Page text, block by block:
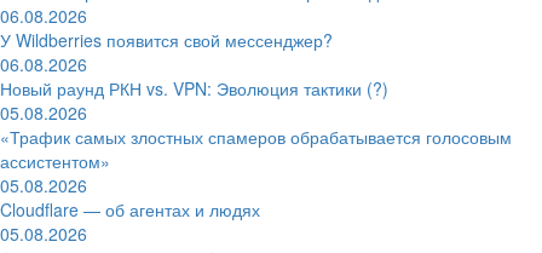
06.08.2026
У Wildberries появится свой мессенджер?
06.08.2026
Новый раунд РКН vs. VPN: Эволюция тактики (?)
05.08.2026
«Трафик самых злостных спамеров обрабатывается голосовым
ассистентом»
05.08.2026
Cloudflare — об агентах и людях
05.08.2026